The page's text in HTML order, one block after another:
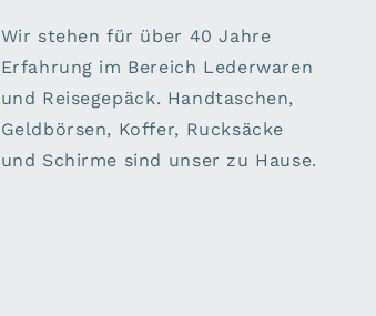
Wir stehen für über 40 Jahre
Erfahrung im Bereich Lederwaren
und Reisegepäck. Handtaschen,
Geldbörsen, Koffer, Rucksäcke
und Schirme sind unser zu Hause.